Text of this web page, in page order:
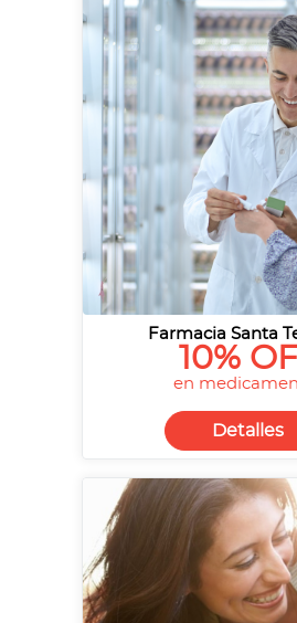
Farmacia Santa
10%
en
Detalles